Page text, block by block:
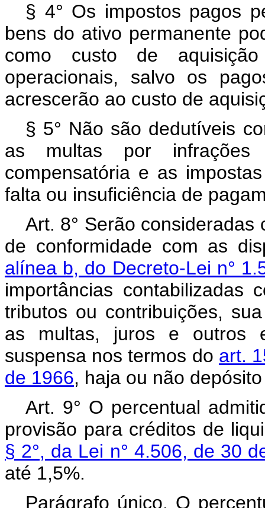
§ 4° Os impostos pagos
bens do ativo permanente
como custo de
operacionais, salvo os
acrescerão ao custo de
§ 5° Não são dedutíveis
as multas por
compensatória e as
falta ou insuficiência de
Art. 8° Serão
de conformidade com as
alínea b, do Decreto-Lei n°
importâncias contabilizadas
tributos ou contribuições,
as multas, juros e outros
suspensa nos termos do art.
de 1966, haja ou não
Art. 9° O percentual
provisão para créditos de
§ 2°, da Lei n° 4.506, de 30
até 1,5%.
Parágrafo único. O